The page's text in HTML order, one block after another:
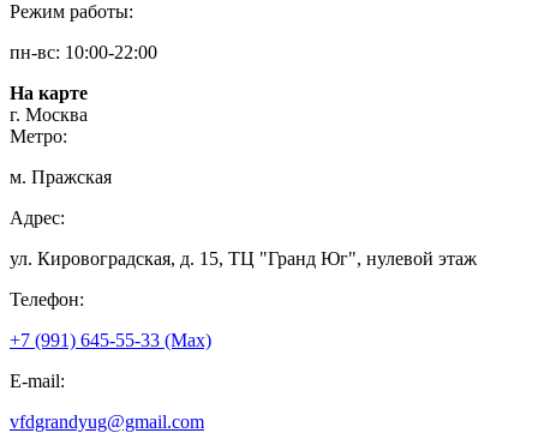
Режим работы:
пн-вс: 10:00-22:00
На карте
г. Москва
Метро:
м. Пражская
Адрес:
ул. Кировоградская, д. 15, ТЦ "Гранд Юг", нулевой этаж
Телефон:
+7 (991) 645-55-33 (Мах)
E-mail:
vfdgrandyug@gmail.com